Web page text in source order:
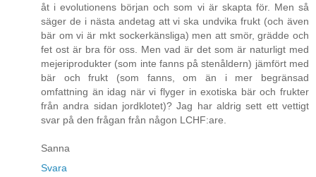
åt i evolutionens början och som vi är skapta för. Men så
säger de i nästa andetag att vi ska undvika frukt (och även
bär om vi är mkt sockerkänsliga) men att smör, grädde och
fet ost är bra för oss. Men vad är det som är naturligt med
mejeriprodukter (som inte fanns på stenåldern) jämfört med
bär och frukt (som fanns, om än i mer begränsad
omfattning än idag när vi flyger in exotiska bär och frukter
från andra sidan jordklotet)? Jag har aldrig sett ett vettigt
svar på den frågan från någon LCHF:are.
Sanna
Svara